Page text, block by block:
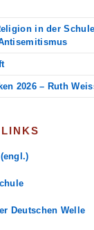
in der
2026 – Ruth
Deutschen Welle